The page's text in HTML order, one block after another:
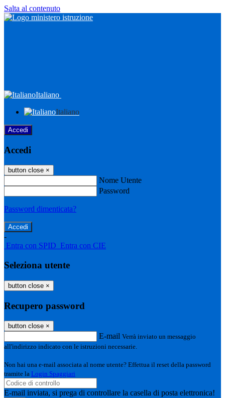
Salta al contenuto
Italiano
Italiano
Accedi
Accedi
button close ×
Nome Utente
Password
Password dimenticata?
-
Entra con SPID Entra con CIE
Seleziona utente
button close ×
Recupero password
button close ×
E-mail Verrà inviato un messaggio
all'indirizzo indicato con le istruzioni necessarie.
Non hai una e-mail associata al nome utente? Effettua il reset della password
tramite la Login Spaggiari
E-mail inviata, si prega di controllare la casella di posta elettronica!